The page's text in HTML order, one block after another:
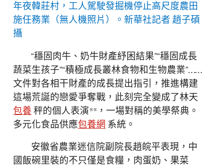
年夜韓莊村，工人駕駛發掘機停止高尺度農田
施任務業（無人機照片）。新華社記者 趙子碩
攝
“穩固肉牛、奶牛財產紓困結果”“穩固成長
蔬菜生孩子”“積極成長叢林食物和生物農業”……
文件對各相干財產的成長提出指引，推進構建
這場荒誕的戀愛爭奪戰，此刻完全變成了林天
包養 秤的個人表演**，一場對稱的美學祭典。
多元化食品供應包養網 系統。
安徽省農業迷信院副院長趙皖平表現，中
國飯碗里裝的不只僅是食糧，肉蛋奶、果菜